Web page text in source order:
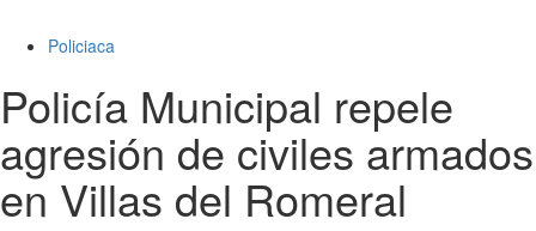
Policiaca
Policía Municipal repele
agresión de civiles armados
en Villas del Romeral